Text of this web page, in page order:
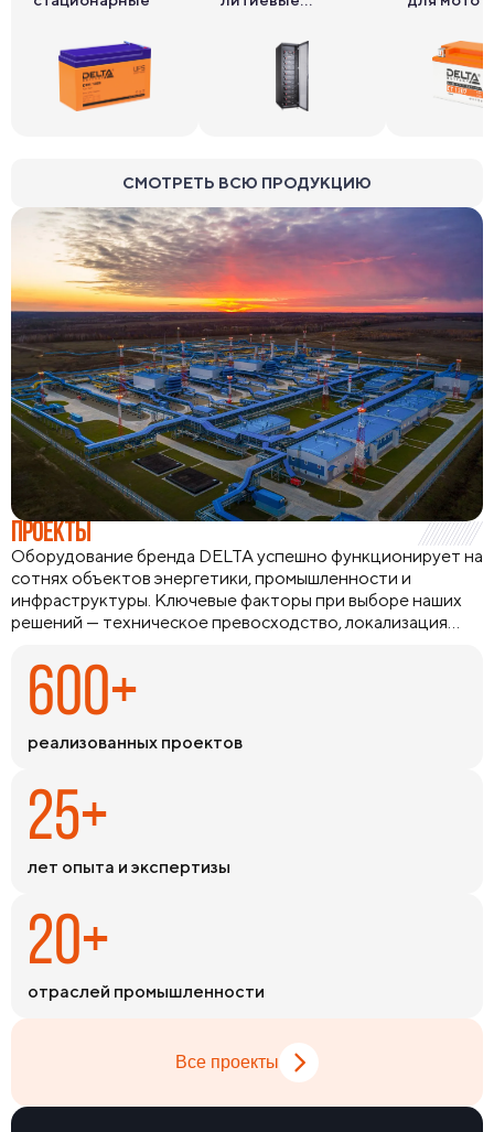
СМОТРЕТЬ ВСЮ ПРОДУКЦИЮ
ПРОЕКТЫ
Оборудование бренда DELTA успешно функционирует на
сотнях объектов энергетики, промышленности и
инфраструктуры. Ключевые факторы при выборе наших
решений — техническое превосходство, локализация
экстремальных климатических условиях и удаленных
регионах. Мы предлагаем комплексные инженерные
решения с подбором аналогов и технической
номенклатуры на складах обеспечивает оперативное
600+
реализованных проектов
25+
лет опыта и экспертизы
20+
отраслей промышленности
Все проекты